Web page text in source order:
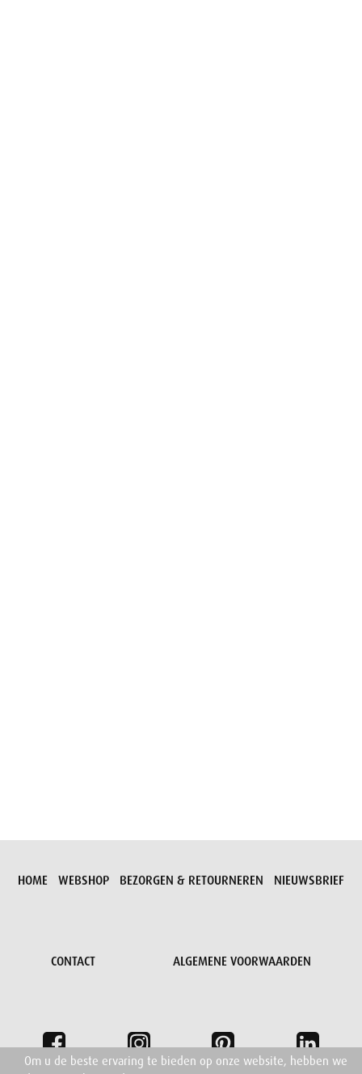
HOME WEBSHOP BEZORGEN & RETOURNEREN NIEUWSBRIEF
CONTACT ALGEMENE VOORWAARDEN
Om u de beste ervaring te bieden op onze website, hebben we